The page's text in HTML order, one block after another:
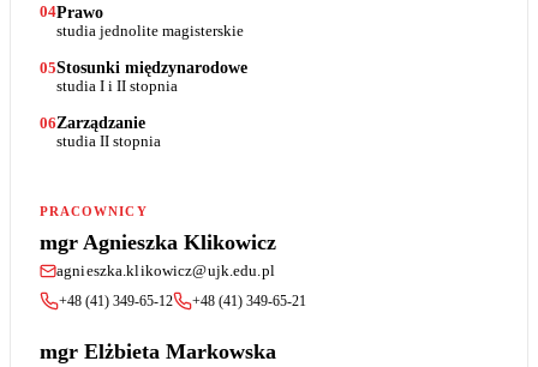
04Prawo
studia jednolite magisterskie
05Stosunki międzynarodowe
studia I i II stopnia
06Zarządzanie
studia II stopnia
PRACOWNICY
mgr Agnieszka Klikowicz
agnieszka.klikowicz@ujk.edu.pl
+48 (41) 349-65-12
+48 (41) 349-65-21
mgr Elżbieta Markowska